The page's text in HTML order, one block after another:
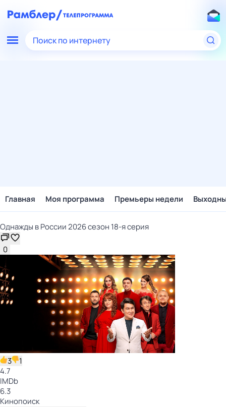
Поиск по интернету
Главная Моя программа Премьеры недели
Однажды в России 2026 сезон 18-я серия
0
3
1
4.7
IMDb
6.3
Кинопоиск